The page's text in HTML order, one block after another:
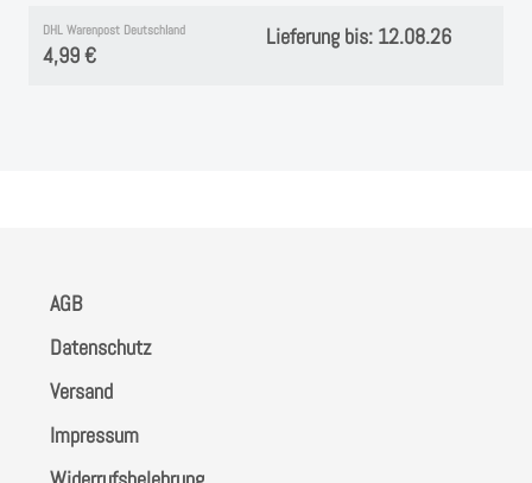
DHL Warenpost Deutschland
4,99 €
Lieferung bis: 12.08.26
AGB
Datenschutz
Versand
Impressum